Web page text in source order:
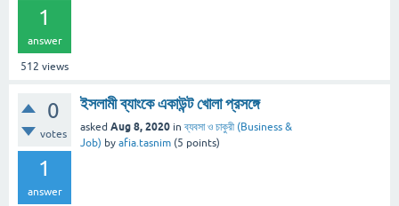
1
answer
512 views
0
votes
1
answer
ইসলামী ব্যাংকে একাউন্ট খোলা প্রসঙ্গে
asked Aug 8, 2020 inব্যবসা ও চাকুরী (Business &
Job) by afia.tasnim (5 points)